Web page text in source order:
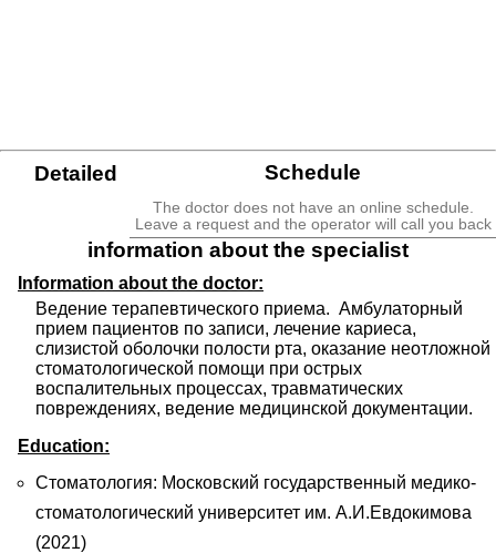
Schedule
The doctor does not have an online schedule.
Leave a request and the operator will call you back
Detailed
information about the specialist
Information about the doctor:
Ведение терапевтического приема.  Амбулаторный
прием пациентов по записи, лечение кариеса,
слизистой оболочки полости рта, оказание неотложной
стоматологической помощи при острых
воспалительных процессах, травматических
Education:
Стоматология: Московский государственный медико-
стоматологический университет им. А.И.Евдокимова
(2021)